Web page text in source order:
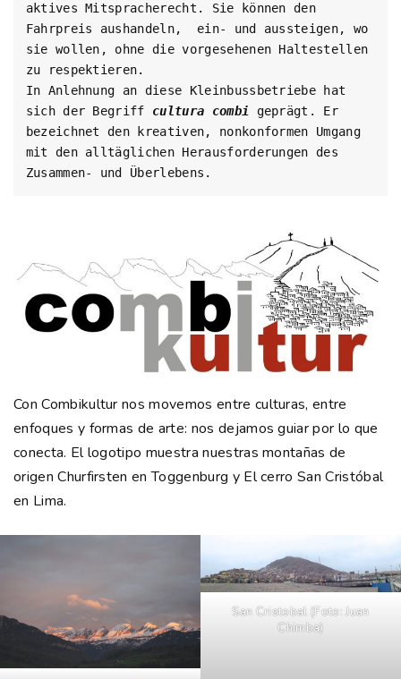
aktives Mitspracherecht. Sie können den
Fahrpreis aushandeln,  ein- und aussteigen, wo
sie wollen, ohne die vorgesehenen Haltestellen
zu respektieren.
In Anlehnung an diese Kleinbussbetriebe hat
sich der Begriff cultura combi geprägt. Er
bezeichnet den kreativen, nonkonformen Umgang
mit den alltäglichen Herausforderungen des
Zusammen- und Überlebens.
Con Combikultur nos movemos entre culturas, entre
enfoques y formas de arte: nos dejamos guiar por lo que
conecta. El logotipo muestra nuestras montañas de
origen Churfirsten en Toggenburg y El cerro San Cristóbal
en Lima.
San Cristobal (Foto: Juan
Chimba)